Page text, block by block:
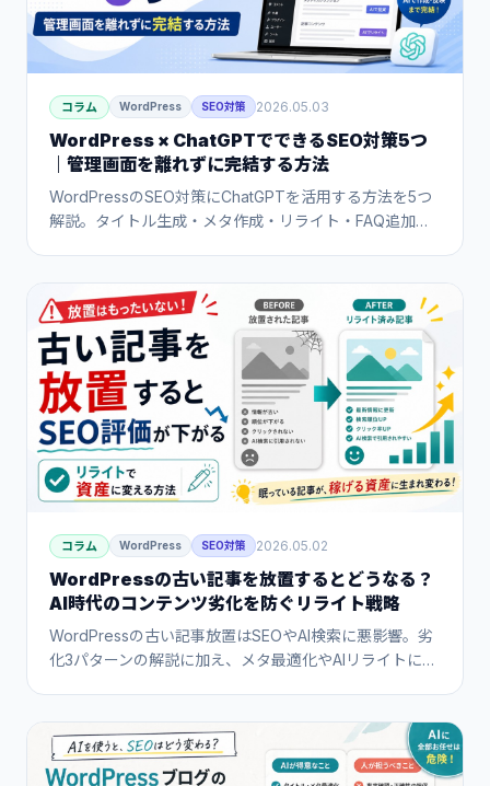
コラム WordPress SEO対策 2026.05.03
WordPress × ChatGPTでできるSEO対策5つ
｜管理画面を離れずに完結する方法
WordPressのSEO対策にChatGPTを活用する方法を5つ
解説。タイトル生成・メタ作成・リライト・FAQ追加・
順を紹介します。
コラム WordPress SEO対策 2026.05.02
WordPressの古い記事を放置するとどうなる？
AI時代のコンテンツ劣化を防ぐリライト戦略
WordPressの古い記事放置はSEOやAI検索に悪影響。劣
化3パターンの解説に加え、メタ最適化やAIリライトによ